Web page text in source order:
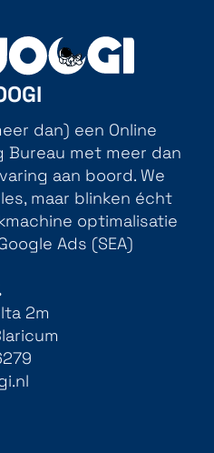
dan) een Online
Bureau met meer dan
aan boord. We
maar blinken écht
optimalisatie
Ads (SEA)
2m